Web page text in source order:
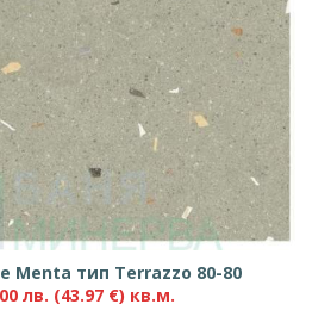
Menta тип Terrazzo 80-80
лв. (43.97 €) кв.м.